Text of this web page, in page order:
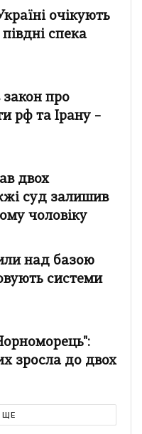
очікують
спека
про
рф та Ірану –
двох
суд залишив
чоловіку
над базою
системи
зросла до двох
ЩЕ